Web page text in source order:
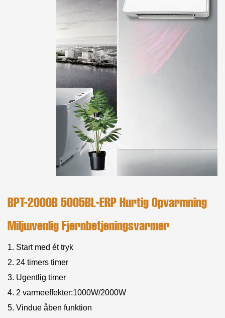
BPT-2000B 5005BL-ERP Hurtig Opvarmning
Miljøvenlig Fjernbetjeningsvarmer
1. Start med ét tryk
2. 24 timers timer
3. Ugentlig timer
4. 2 varmeeffekter:1000W/2000W
5. Vindue åben funktion